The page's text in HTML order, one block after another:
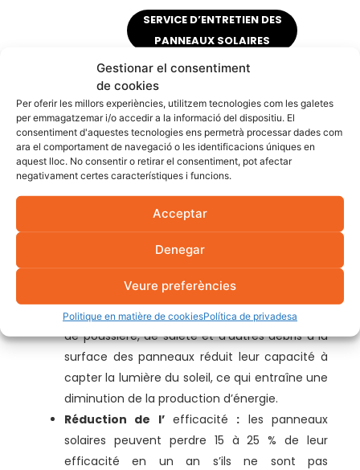
Gestionar el consentiment
de cookies
Per oferir les millors experiències, utilitzem tecnologies com les galetes
per emmagatzemar i/o accedir a la informació del dispositiu. El
consentiment d'aquestes tecnologies ens permetrà processar dades com
ara el comportament de navegació o les identificacions úniques en
aquest lloc. No consentir o retirar el consentiment, pot afectar
negativament certes característiques i funcions.
Acceptar
Denegar
Veure preferències
Politique en matière de cookiesPolítica de privadesa
SERVICE D’ENTRETIEN DES
PANNEAUX SOLAIRES
Prix d’un nettoyage et
d’un entretien
inadéquats des
panneaux solaires
Le fait de ne pas nettoyer régulièrement les
économiques importantes en raison d’une
efficacité réduite.
Capture moins de lumière :l’accumulation
de poussière, de saleté et d’autres débris à la
surface des panneaux réduit leur capacité à
capter la lumière du soleil, ce qui entraîne une
diminution de la production d’énergie.
Réduction de l’efficacité : les panneaux
solaires peuvent perdre 15 à 25 % de leur
efficacité en un an s’ils ne sont pas